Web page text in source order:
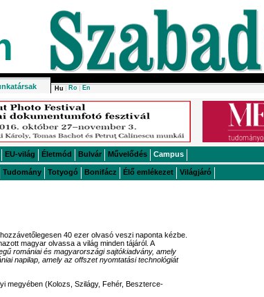
Hu Ro En
EU-világ Életmód Bulvár Művelődés Campus
Tudomány Totyogó Bonifácz Élő emlékezet Világjáró
40 ezer olvasó veszi naponta kézbe.
magyar olvassa a világ minden tájáról. A
romániai és magyarországi sajtókiadvány, amely
napilap, amely az offszet nyomtatási technológiát
megyében (Kolozs, Szilágy, Fehér, Beszterce-